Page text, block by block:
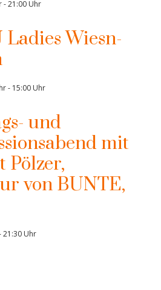
-21:00 Uhr
Ladies Wiesn-
- 15:00 Uhr
und
mit
Pölzer,
von BUNTE,
21:30 Uhr